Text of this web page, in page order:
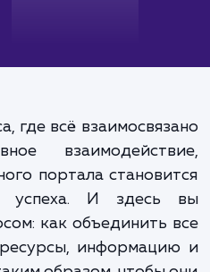
где всё
портала